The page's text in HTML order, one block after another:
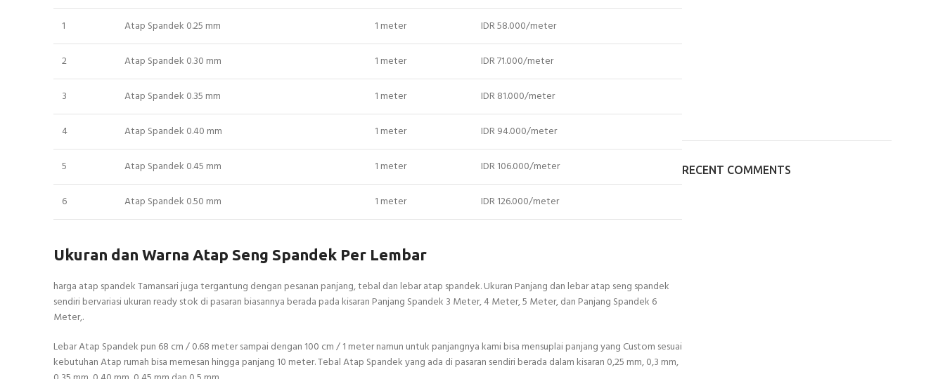
1 Atap Spandek 0.25 mm 1 meter IDR 58.000/meter
2 Atap Spandek 0.30 mm 1 meter IDR 71.000/meter
3 Atap Spandek 0.35 mm 1 meter IDR 81.000/meter
4 Atap Spandek 0.40 mm 1 meter IDR 94.000/meter
5 Atap Spandek 0.45 mm 1 meter IDR 106.000/meter
6 Atap Spandek 0.50 mm 1 meter IDR 126.000/meter
Ukuran dan Warna Atap Seng Spandek Per Lembar
harga atap spandek Tamansari juga tergantung dengan pesanan panjang, tebal dan lebar atap spandek. Ukuran Panjang dan lebar atap seng spandek
sendiri bervariasi ukuran ready stok di pasaran biasannya berada pada kisaran Panjang Spandek 3 Meter, 4 Meter, 5 Meter, dan Panjang Spandek 6
Meter,.
Lebar Atap Spandek pun 68 cm / 0.68 meter sampai dengan 100 cm / 1 meter namun untuk panjangnya kami bisa mensuplai panjang yang Custom sesuai
kebutuhan Atap rumah bisa memesan hingga panjang 10 meter. Tebal Atap Spandek yang ada di pasaran sendiri berada dalam kisaran 0,25 mm, 0,3 mm,
RECENT COMMENTS